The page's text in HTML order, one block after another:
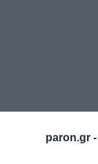
paron.gr -